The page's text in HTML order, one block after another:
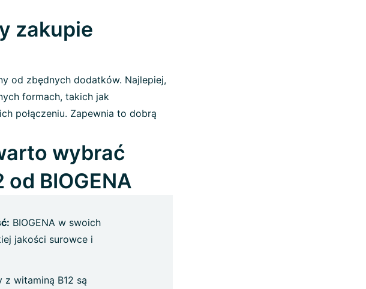
zakupie
od zbędnych dodatków. Najlepiej,
formach, takich jak
połączeniu. Zapewnia to dobrą
wybrać
BIOGENA
BIOGENA w swoich
jakości surowce i
z witaminą B12 są